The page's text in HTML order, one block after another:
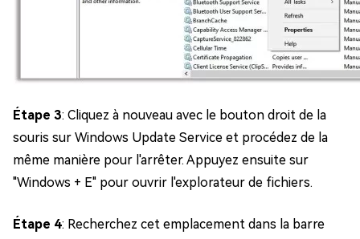
Étape 3: Cliquez à nouveau avec le bouton droit de la
souris sur Windows Update Service et procédez de la
même manière pour l'arrêter. Appuyez ensuite sur
"Windows + E" pour ouvrir l'explorateur de fichiers.
Étape 4: Recherchez cet emplacement dans la barre